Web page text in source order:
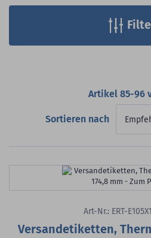
Artikel 85-96
Sortieren nach
Art-Nr.: ERT-
Versandetiketten,